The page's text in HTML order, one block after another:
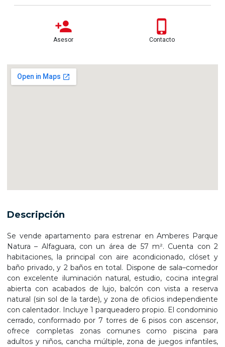
Asesor Contacto
Descripción
Se vende apartamento para estrenar en Amberes Parque
Natura – Alfaguara, con un área de 57 m². Cuenta con 2
habitaciones, la principal con aire acondicionado, clóset y
baño privado, y 2 baños en total. Dispone de sala–comedor
con excelente iluminación natural, estudio, cocina integral
abierta con acabados de lujo, balcón con vista a reserva
natural (sin sol de la tarde), y zona de oficios independiente
con calentador. Incluye 1 parqueadero propio. El condominio
cerrado, conformado por 7 torres de 6 pisos con ascensor,
ofrece completas zonas comunes como piscina para
adultos y niños, cancha múltiple, zona de juegos infantiles,